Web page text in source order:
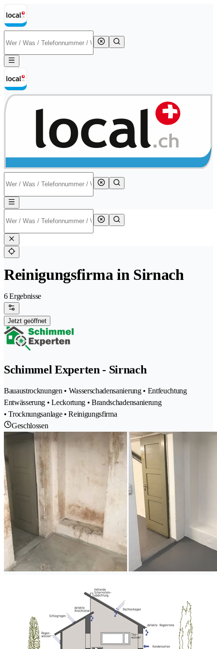
Reinigungsfirma in Sirnach
6 Ergebnisse
Jetzt geöffnet
Schimmel Experten - Sirnach
Bauaustrocknungen • Wasserschadensanierung • Entfeuchtung
Entwässerung • Leckortung • Brandschadensanierung
• Trocknungsanlage • Reinigungsfirma
Geschlossen